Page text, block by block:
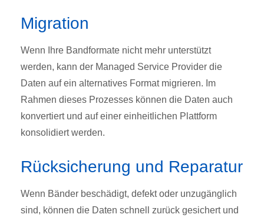
Migration
Wenn Ihre Bandformate nicht mehr unterstützt
werden, kann der Managed Service Provider die
Daten auf ein alternatives Format migrieren. Im
Rahmen dieses Prozesses können die Daten auch
konvertiert und auf einer einheitlichen Plattform
konsolidiert werden.
Rücksicherung und Reparatur
Wenn Bänder beschädigt, defekt oder unzugänglich
sind, können die Daten schnell zurück gesichert und